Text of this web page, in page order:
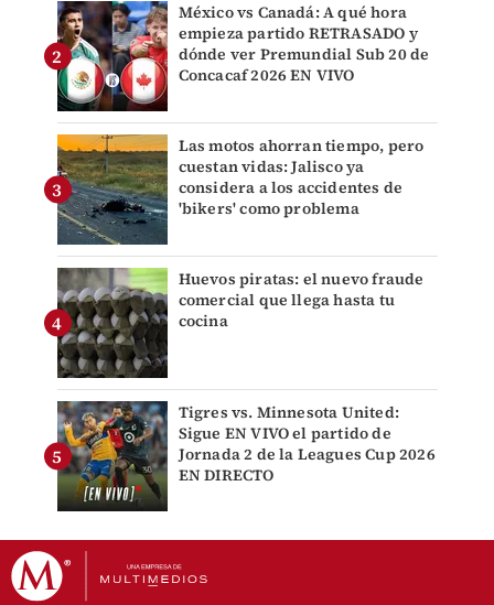
México vs Canadá: A qué hora
empieza partido RETRASADO y
dónde ver Premundial Sub 20 de
Concacaf 2026 EN VIVO
Las motos ahorran tiempo, pero
cuestan vidas: Jalisco ya
considera a los accidentes de
'bikers' como problema
Huevos piratas: el nuevo fraude
comercial que llega hasta tu
cocina
Tigres vs. Minnesota United:
Sigue EN VIVO el partido de
Jornada 2 de la Leagues Cup 2026
EN DIRECTO